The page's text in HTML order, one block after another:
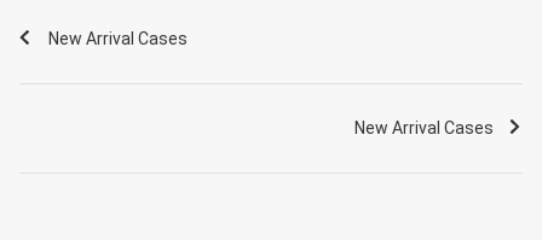
New Arrival Cases
New Arrival Cases